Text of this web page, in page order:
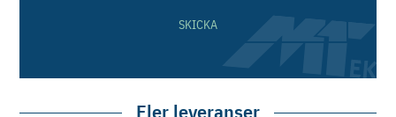
SKICKA
Fler leveranser